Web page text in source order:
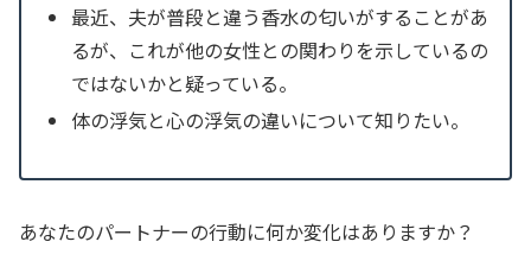
最近、夫が普段と違う香水の匂いがすることがあ
るが、これが他の女性との関わりを示しているの
ではないかと疑っている。
体の浮気と心の浮気の違いについて知りたい。
あなたのパートナーの行動に何か変化はありますか？